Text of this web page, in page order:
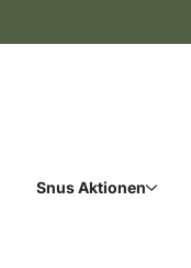
Snus Aktionen